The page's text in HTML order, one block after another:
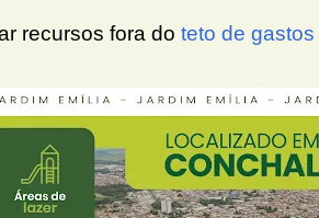
recursos fora do teto de gastos